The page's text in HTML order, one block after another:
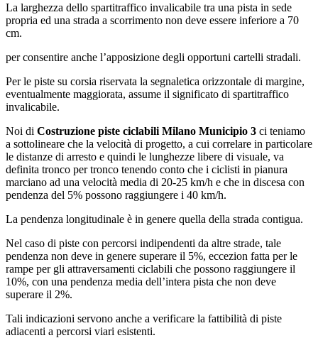
La larghezza dello spartitraffico invalicabile tra una pista in sede
propria ed una strada a scorrimento non deve essere inferiore a 70
cm.
per consentire anche l’apposizione degli opportuni cartelli stradali.
Per le piste su corsia riservata la segnaletica orizzontale di margine,
eventualmente maggiorata, assume il significato di spartitraffico
invalicabile.
Noi di Costruzione piste ciclabili Milano Municipio 3 ci teniamo
a sottolineare che la velocità di progetto, a cui correlare in particolare
le distanze di arresto e quindi le lunghezze libere di visuale, va
definita tronco per tronco tenendo conto che i ciclisti in pianura
marciano ad una velocità media di 20-25 km/h e che in discesa con
pendenza del 5% possono raggiungere i 40 km/h.
La pendenza longitudinale è in genere quella della strada contigua.
Nel caso di piste con percorsi indipendenti da altre strade, tale
pendenza non deve in genere superare il 5%, eccezion fatta per le
rampe per gli attraversamenti ciclabili che possono raggiungere il
10%, con una pendenza media dell’intera pista che non deve
superare il 2%.
Tali indicazioni servono anche a verificare la fattibilità di piste
adiacenti a percorsi viari esistenti.